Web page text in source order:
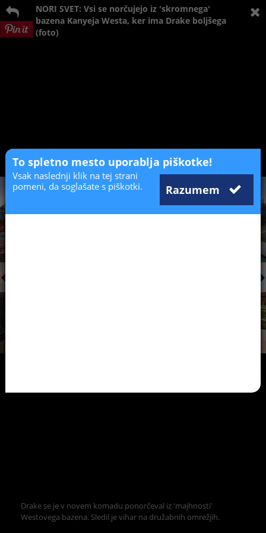
NORI SVET: Vsi se norčujejo iz 'skromnega'
bazena Kanyeja Westa, ker ima Drake boljšega
(foto)
Drake se je v novem komadu ponorčeval iz 'majhnosti'
Westovega bazena. Sledil je vihar na družabnih omrežjih.
To spletno mesto uporablja piškotke!
Razumem
Vsak naslednji klik na tej strani
pomeni, da soglašate s piškotki.